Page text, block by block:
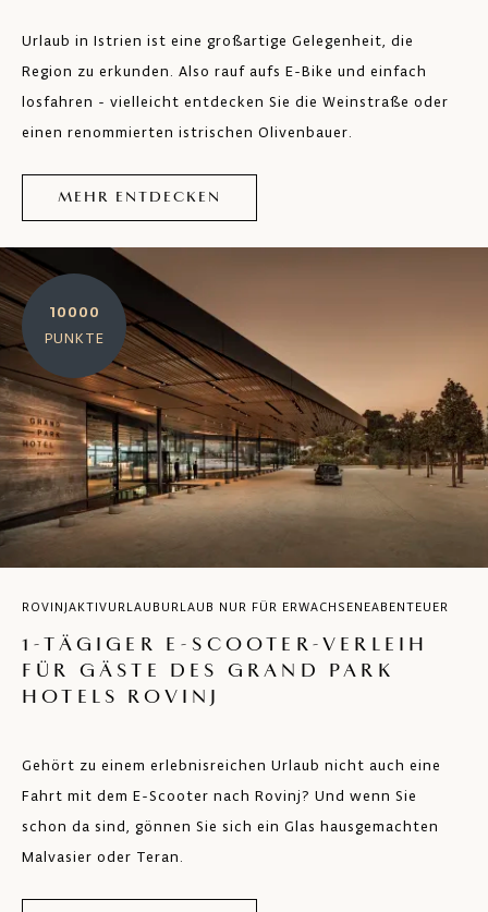
Urlaub in Istrien ist eine großartige Gelegenheit, die
Region zu erkunden. Also rauf aufs E-Bike und einfach
losfahren - vielleicht entdecken Sie die Weinstraße oder
einen renommierten istrischen Olivenbauer.
MEHR ENTDECKEN
10000
PUNKTE
ROVINJAKTIVURLAUB URLAUB NUR FÜR ERWACHSENEABENTEUER
1-TÄGIGER E-SCOOTER-VERLEIH
FÜR GÄSTE DES GRAND PARK
HOTELS ROVINJ
Gehört zu einem erlebnisreichen Urlaub nicht auch eine
Fahrt mit dem E-Scooter nach Rovinj? Und wenn Sie
schon da sind, gönnen Sie sich ein Glas hausgemachten
Malvasier oder Teran.